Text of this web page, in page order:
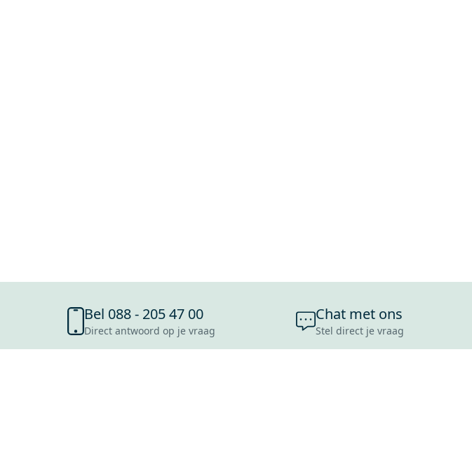
Bel 088 - 205 47 00
Direct antwoord op je vraag
Chat met ons
Stel direct je vraag